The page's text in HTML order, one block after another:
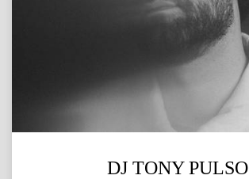
DJ TONY PULSO